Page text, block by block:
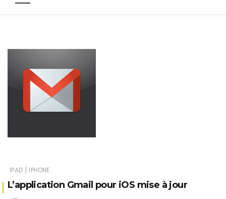
IPAD | IPHONE
L’application Gmail pour iOS mise à jour